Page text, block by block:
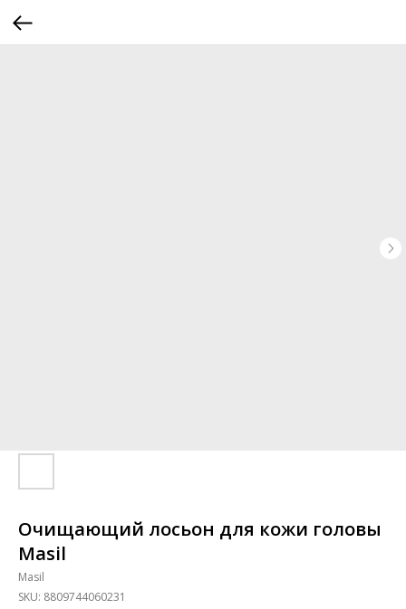
Очищающий лосьон для кожи головы
Masil
Masil
SKU: 8809744060231